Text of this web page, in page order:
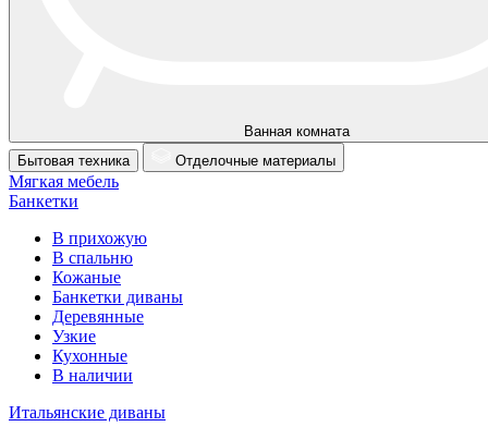
Ванная комната
Бытовая техника
Отделочные материалы
Мягкая мебель
Банкетки
В прихожую
В спальню
Кожаные
Банкетки диваны
Деревянные
Узкие
Кухонные
В наличии
Итальянские диваны